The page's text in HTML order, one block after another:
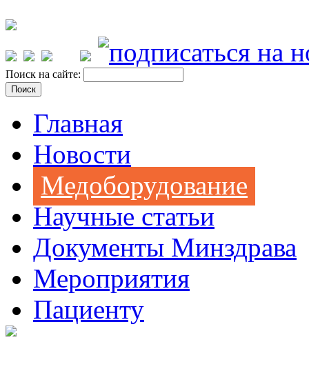
Поиск на сайте:
Главная
Новости
Медоборудование
Научные статьи
Документы Минздрава
Мероприятия
Пациенту